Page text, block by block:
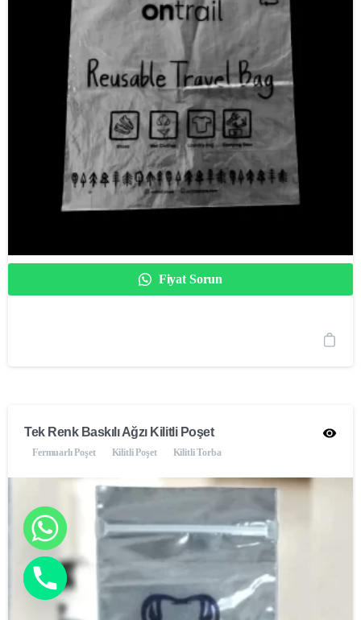
Fiyat Sorun
Tek Renk Baskılı Ağzı Kilitli Poşet
Fermuarlı Poşet Kilitli Poşet Kilitli Torba